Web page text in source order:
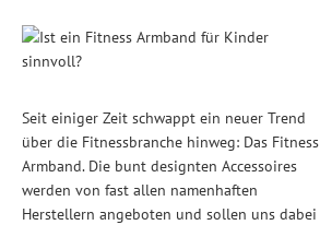
Seit einiger Zeit schwappt ein neuer Trend
über die Fitnessbranche hinweg: Das Fitness
Armband. Die bunt designten Accessoires
werden von fast allen namenhaften
Herstellern angeboten und sollen uns dabei